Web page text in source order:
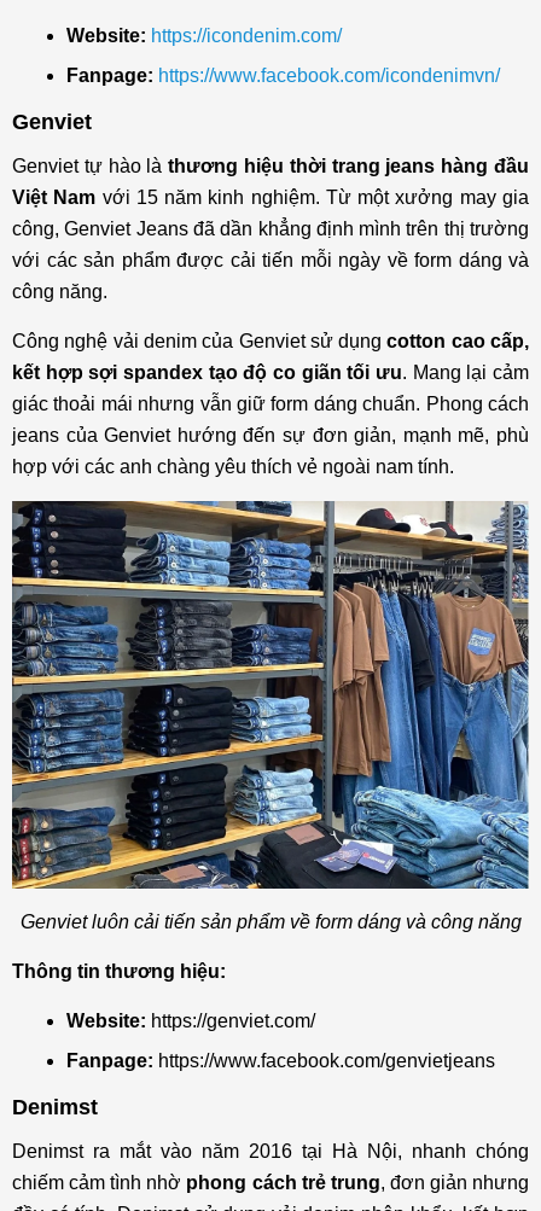
Website: https://icondenim.com/
Fanpage: https://www.facebook.com/icondenimvn/
Genviet
Genviet tự hào làthương hiệu thời trang jeans hàng đầu
Việt Nam với 15 năm kinh nghiệm. Từ một xưởng may gia
công, Genviet Jeans đã dần khẳng định mình trên thị trường
với các sản phẩm được cải tiến mỗi ngày về form dáng và
công năng.
Công nghệ vải denim của Genviet sử dụngcotton cao cấp,
kết hợp sợi spandex tạo độ co giãn tối ưu. Mang lại cảm
giác thoải mái nhưng vẫn giữ form dáng chuẩn. Phong cách
jeans của Genviet hướng đến sự đơn giản, mạnh mẽ, phù
hợp với các anh chàng yêu thích vẻ ngoài nam tính.
Genviet luôn cải tiến sản phẩm về form dáng và công năng
Thông tin thương hiệu:
Website: https://genviet.com/
Fanpage: https://www.facebook.com/genvietjeans
Denimst
Denimst ra mắt vào năm 2016 tại Hà Nội, nhanh chóng
chiếm cảm tình nhờ phong cách trẻ trung, đơn giản nhưng